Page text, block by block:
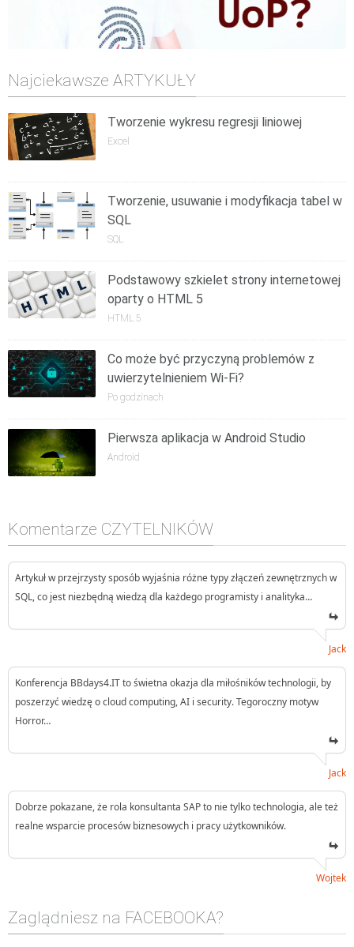
Najciekawsze ARTYKUŁY
Tworzenie wykresu regresji liniowej
Excel
Tworzenie, usuwanie i modyfikacja tabel w
SQL
SQL
Podstawowy szkielet strony internetowej
oparty o HTML 5
HTML 5
Co może być przyczyną problemów z
uwierzytelnieniem Wi-Fi?
Po godzinach
Pierwsza aplikacja w Android Studio
Android
Komentarze CZYTELNIKÓW
Artykuł w przejrzysty sposób wyjaśnia różne typy złączeń zewnętrznych w
SQL, co jest niezbędną wiedzą dla każdego programisty i analityka…
Jack
Konferencja BBdays4.IT to świetna okazja dla miłośników technologii, by
poszerzyć wiedzę o cloud computing, AI i security. Tegoroczny motyw
Horror…
Jack
Dobrze pokazane, że rola konsultanta SAP to nie tylko technologia, ale też
realne wsparcie procesów biznesowych i pracy użytkowników.
Wojtek
Zaglądniesz na FACEBOOKA?